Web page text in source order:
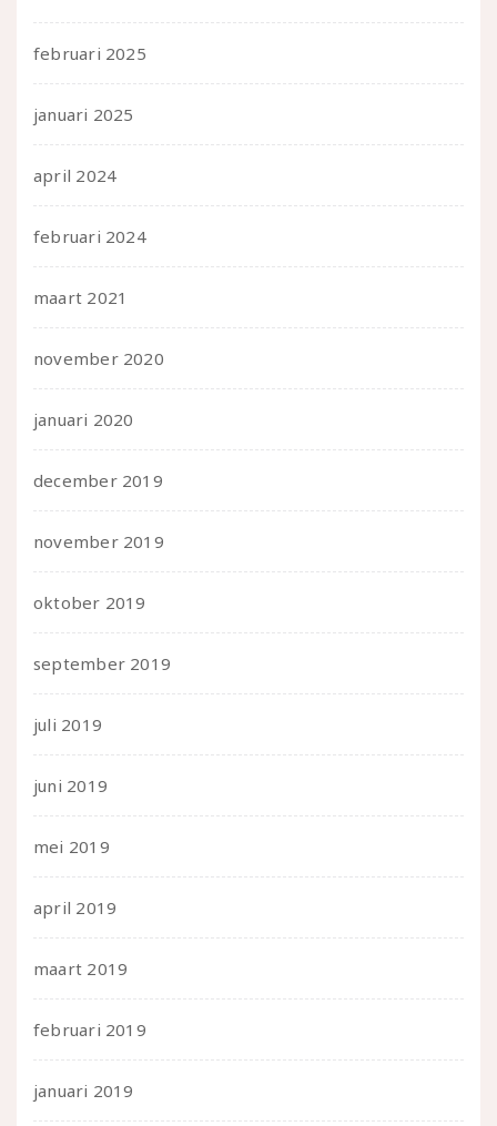
februari 2025
januari 2025
april 2024
februari 2024
maart 2021
november 2020
januari 2020
december 2019
november 2019
oktober 2019
september 2019
juli 2019
juni 2019
mei 2019
april 2019
maart 2019
februari 2019
januari 2019